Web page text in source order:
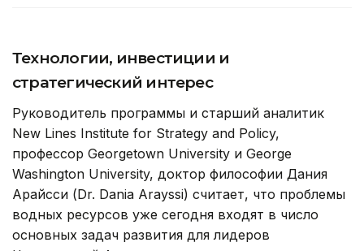
Технологии, инвестиции и
стратегический интерес
Руководитель программы и старший аналитик
New Lines Institute for Strategy and Policy,
профессор Georgetown University и George
Washington University, доктор философии Дания
Арайсси (Dr. Dania Arayssi) считает, что проблемы
водных ресурсов уже сегодня входят в число
основных задач развития для лидеров